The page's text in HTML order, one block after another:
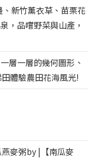
、新竹薰衣草、苗栗花
，品嚐野菜與山產，
層一層的幾何圖形、
體驗農田花海風光!
麥粥by |【南瓜麥